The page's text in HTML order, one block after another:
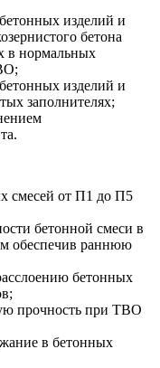
изделий и
бетона
в нормальных
изделий и
заполнителях;
смесей от П1 до П5
бетонной смеси в
обеспечив раннюю
бетонных
прочность при ТВО
в бетонных